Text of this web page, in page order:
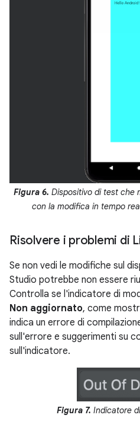
Figura 6. Dispositivo di test che
con la modifica in tempo
Risolvere i problemi di
Se non vedi le modifiche sul
Studio potrebbe non essere
Controlla se l'indicatore di
Non aggiornato, come
indica un errore di
sull'errore e suggerimenti su
sull'indicatore.
Figura 7. Indicatore